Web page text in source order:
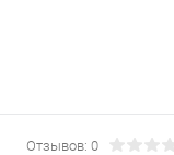
Отзывов: 0